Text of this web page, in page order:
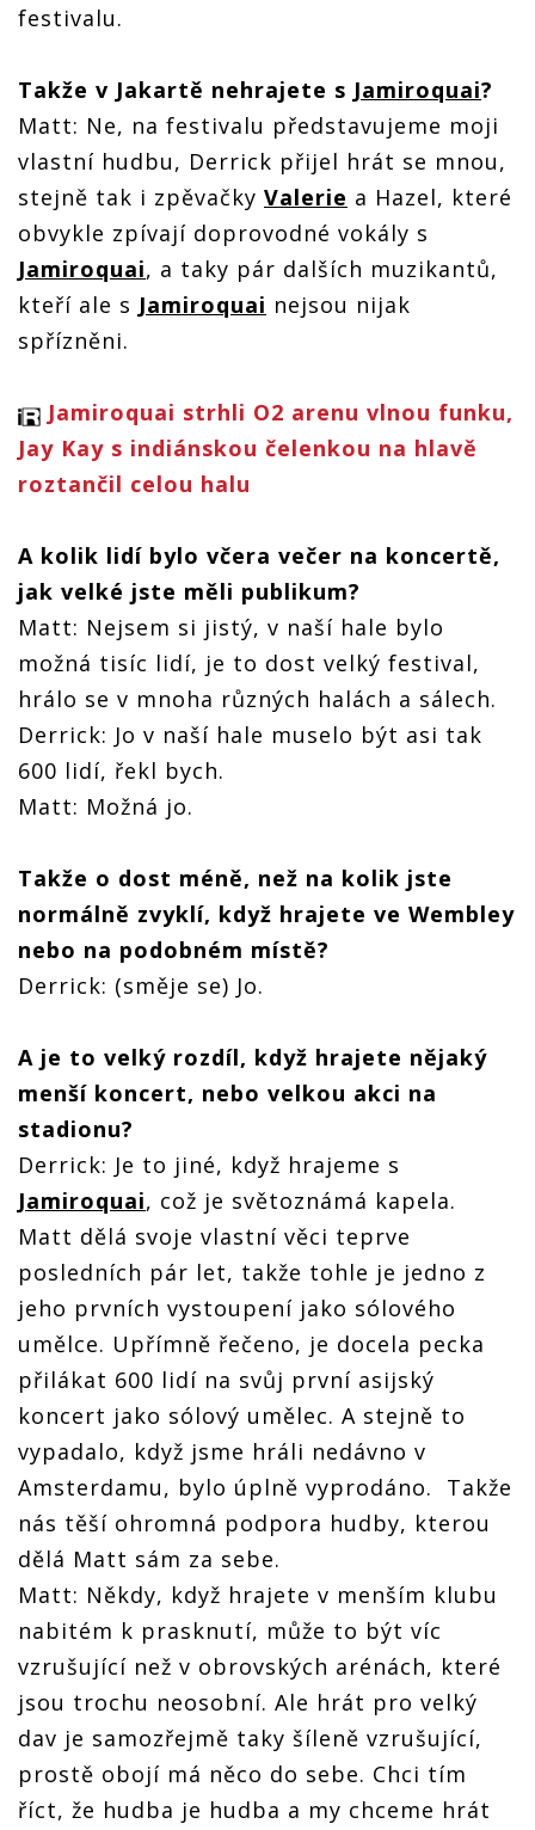
festivalu.
Takže v Jakartě nehrajete s Jamiroquai?
Matt: Ne, na festivalu představujeme moji
vlastní hudbu, Derrick přijel hrát se mnou,
stejně tak i zpěvačky Valerie a Hazel, které
obvykle zpívají doprovodné vokály s
Jamiroquai, a taky pár dalších muzikantů,
kteří ale s Jamiroquai nejsou nijak
spřízněni.
Jamiroquai strhli O2 arenu vlnou funku,
Jay Kay s indiánskou čelenkou na hlavě
roztančil celou halu
A kolik lidí bylo včera večer na koncertě,
jak velké jste měli publikum?
Matt: Nejsem si jistý, v naší hale bylo
možná tisíc lidí, je to dost velký festival,
hrálo se v mnoha různých halách a sálech.
Derrick: Jo v naší hale muselo být asi tak
600 lidí, řekl bych.
Matt: Možná jo.
Takže o dost méně, než na kolik jste
normálně zvyklí, když hrajete ve Wembley
nebo na podobném místě?
Derrick: (směje se) Jo.
A je to velký rozdíl, když hrajete nějaký
menší koncert, nebo velkou akci na
stadionu?
Derrick: Je to jiné, když hrajeme s
Jamiroquai, což je světoznámá kapela.
Matt dělá svoje vlastní věci teprve
posledních pár let, takže tohle je jedno z
jeho prvních vystoupení jako sólového
umělce. Upřímně řečeno, je docela pecka
přilákat 600 lidí na svůj první asijský
koncert jako sólový umělec. A stejně to
vypadalo, když jsme hráli nedávno v
Amsterdamu, bylo úplně vyprodáno. Takže
nás těší ohromná podpora hudby, kterou
dělá Matt sám za sebe.
Matt: Někdy, když hrajete v menším klubu
nabitém k prasknutí, může to být víc
vzrušující než v obrovských arénách, které
jsou trochu neosobní. Ale hrát pro velký
dav je samozřejmě taky šíleně vzrušující,
prostě obojí má něco do sebe. Chci tím
říct, že hudba je hudba a my chceme hrát